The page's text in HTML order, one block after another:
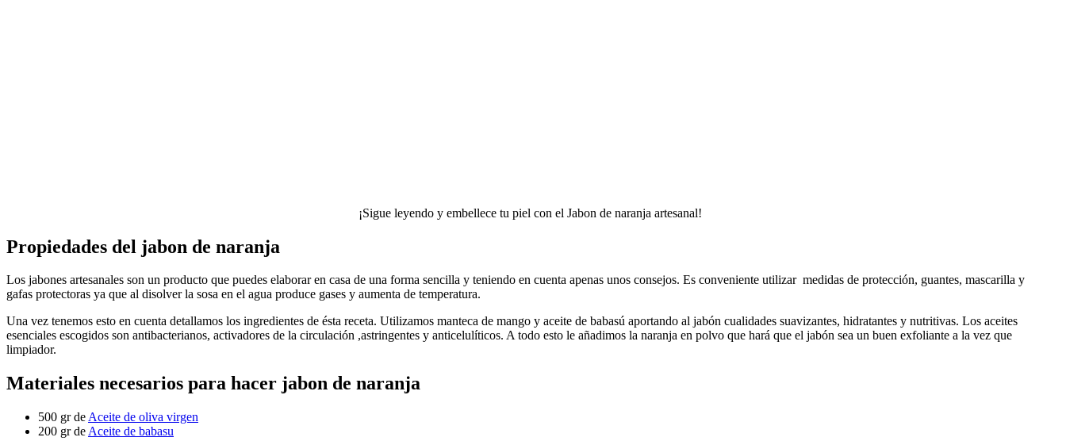
¡Sigue leyendo y embellece tu piel con el Jabon de naranja artesanal!
Propiedades del jabon de naranja
Los jabones artesanales son un producto que puedes elaborar en casa de una forma sencilla y teniendo en cuenta apenas unos consejos. Es conveniente utilizar medidas de protección, guantes, mascarilla y
gafas protectoras ya que al disolver la sosa en el agua produce gases y aumenta de temperatura.
Una vez tenemos esto en cuenta detallamos los ingredientes de ésta receta. Utilizamos manteca de mango y aceite de babasú aportando al jabón cualidades suavizantes, hidratantes y nutritivas. Los aceites
esenciales escogidos son antibacterianos, activadores de la circulación ,astringentes y anticelulíticos. A todo esto le añadimos la naranja en polvo que hará que el jabón sea un buen exfoliante a la vez que
limpiador.
Materiales necesarios para hacer jabon de naranja
500 gr de Aceite de oliva virgen
200 gr de Aceite de babasu